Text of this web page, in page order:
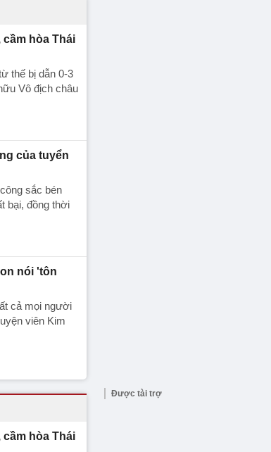
hòa Thái
thế bị dẫn 0-3
Vô địch châu
của tuyển
sắc bén
bại, đồng thời
nói 'tôn
cả mọi người
viên Kim
hòa Thái
Được tài trợ